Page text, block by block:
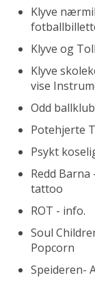
Klyve
Klyve og
Klyve
vise
Odd
Potehjerte
Psykt
Redd
tattoo
ROT - info.
Soul
Popcorn
Speideren-